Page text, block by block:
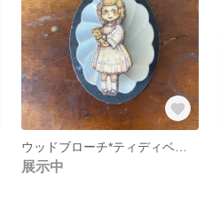
ウッドブローチ*ティディベアと女の子
展示中